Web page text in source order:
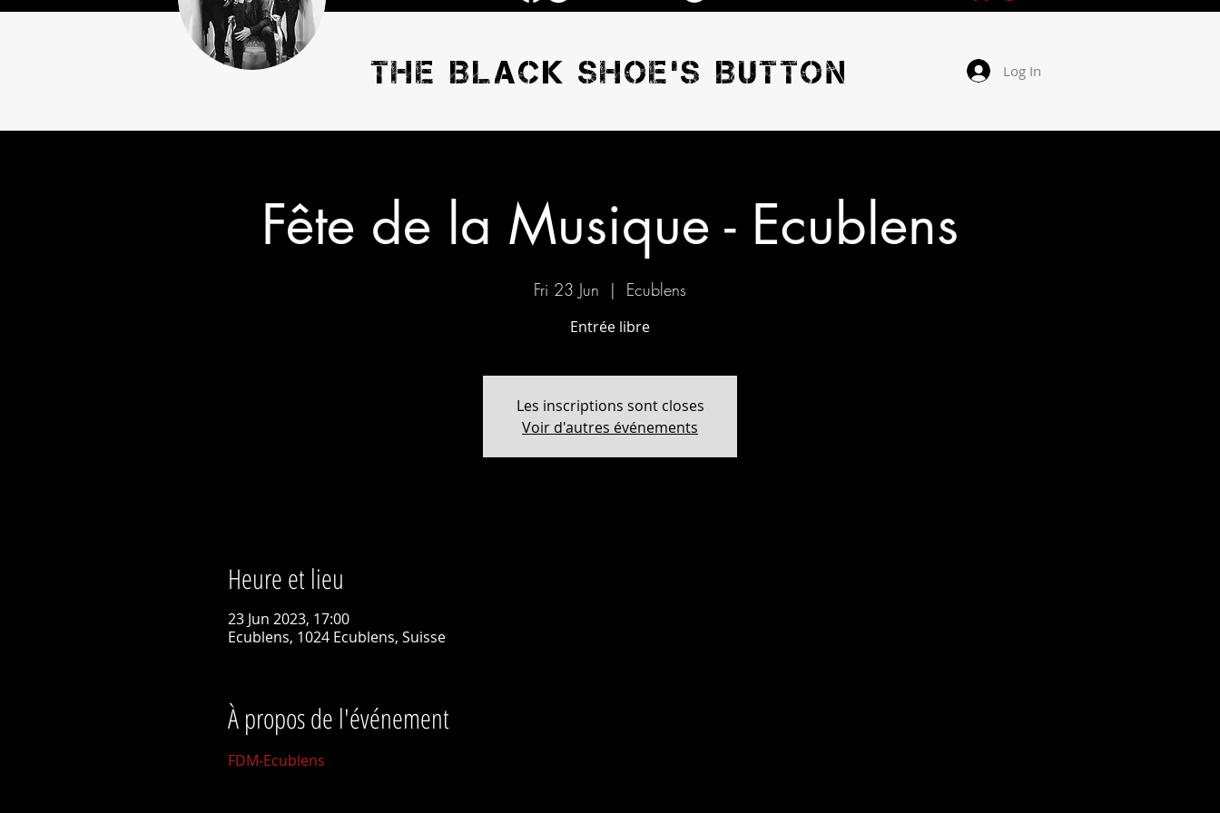
THE BLACK SHOE'S BUTTON Log In
Fête de la Musique - Ecublens
Fri 23 Jun
  |
Ecublens
Entrée libre
Les inscriptions sont closes
Voir d'autres événements
Heure et lieu
23 Jun 2023, 17:00
Ecublens, 1024 Ecublens, Suisse
À propos de l'événement
FDM-Ecublens